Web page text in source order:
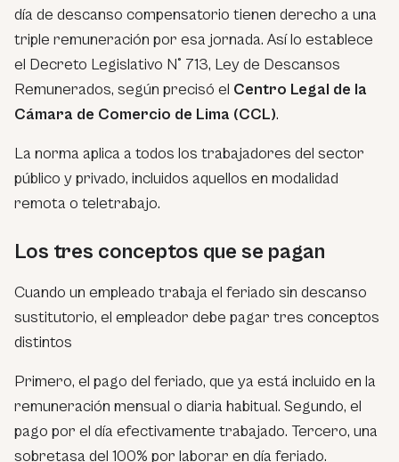
día de descanso compensatorio tienen derecho a una
triple remuneración por esa jornada. Así lo establece
el Decreto Legislativo N° 713, Ley de Descansos
Remunerados, según precisó el Centro Legal de la
Cámara de Comercio de Lima (CCL).
La norma aplica a todos los trabajadores del sector
público y privado, incluidos aquellos en modalidad
remota o teletrabajo.
Los tres conceptos que se pagan
Cuando un empleado trabaja el feriado sin descanso
sustitutorio, el empleador debe pagar tres conceptos
distintos
Primero, el pago del feriado, que ya está incluido en la
remuneración mensual o diaria habitual. Segundo, el
pago por el día efectivamente trabajado. Tercero, una
sobretasa del 100% por laborar en día feriado.